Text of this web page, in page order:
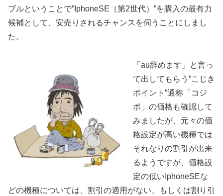
ブルということで”IphoneSE（第2世代）”を購入の最有力
候補として、安売りされるチャンスを伺うことにしまし
た。
「au辞めます」と言っ
て出してもらう”こじき
ポイント”通称「コジ
ポ」の価格も確認して
みましたが、元々の価
格設定が高い機種では
それなりの割引が出来
るようですが、価格設
定の低いIphoneSEな
どの機種については、割引の適用がない、もしくは割り引